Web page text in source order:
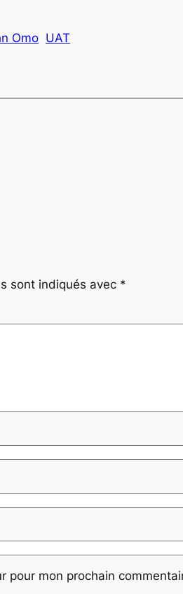
Omo UAT
sont indiqués avec *
pour mon prochain